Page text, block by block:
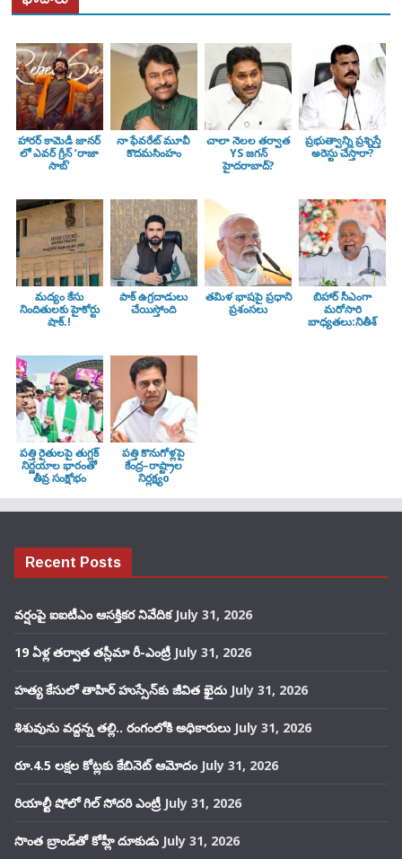
హారర్ కామెడీ జానర్
లో ఎవర్ గ్రీన్ ‘రాజా
సాబ్’
నా ఫేవరేట్ మూవీ
కొదమసింహం
చాలా నెలల తర్వాత
YS జగన్
హైదరాబాద్?
ప్రభుత్వాన్ని ప్రశ్నిస్తే
అరెస్టు చేస్తారా?
మద్యం కేసు
నిందితులకు హైకోర్టు
షాక్.!
పాక్ ఉగ్రదాడులు
చేయిస్తోంది
తమిళ భాషపై ప్రధాని
ప్రశంసలు
బిహార్ సీఎంగా
మరోసారి
బాధ్యతలు:నితీశ్
పత్తి రైతులపై తుగ్లక్‌
నిర్ణయాల భారంతో
తీవ్ర సంక్షోభం
పత్తి కొనుగోళ్లపై
కేంద్ర–రాష్ట్రాల
నిర్లక్ష్యo
Recent Posts
వర్షంపై ఐఐటీఎం ఆసక్తికర నివేదిక July 31, 2026
19 ఏళ్ల తర్వాత తస్లీమా రీ-ఎంట్రీ July 31, 2026
హత్య కేసులో తాహిర్ హుస్సేన్‌కు జీవిత ఖైదు July 31, 2026
శిశువును వద్దన్న తల్లి.. రంగంలోకి అధికారులు July 31, 2026
రూ.4.5 లక్షల కోట్లకు కేబినెట్ ఆమోదం July 31, 2026
రియాల్టీ షోలో గిల్ సోదరి ఎంట్రీ July 31, 2026
సొంత బ్రాండ్‌తో కోహ్లీ దూకుడు July 31, 2026